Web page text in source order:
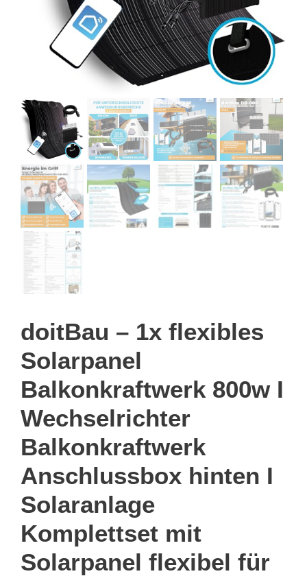
doitBau – 1x flexibles
Solarpanel
Balkonkraftwerk 800w I
Wechselrichter
Balkonkraftwerk
Anschlussbox hinten I
Solaranlage
Komplettset mit
Solarpanel flexibel für